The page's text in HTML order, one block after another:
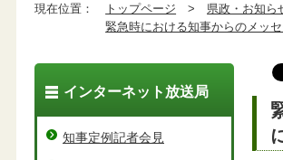
現在位置： トップページ > 県政・お知ら
緊急時における知事からのメッ
インターネット放送局
知事定例記者会見